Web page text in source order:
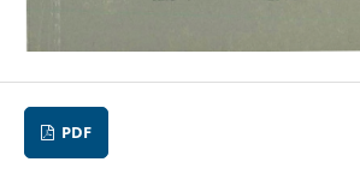
PDF